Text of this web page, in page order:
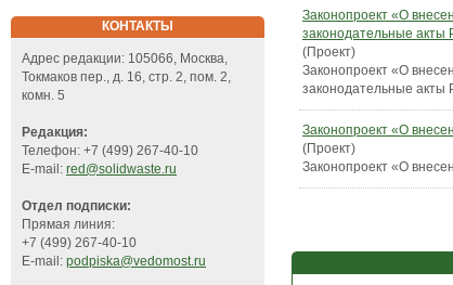
КОНТАКТЫ
Адрес редакции: 105066, Москва,
Токмаков пер., д. 16, стр. 2, пом. 2,
комн. 5
Редакция:
Телефон: +7 (499) 267-40-10
E-mail: red@solidwaste.ru
Отдел подписки:
Прямая линия:
+7 (499) 267-40-10
E-mail: podpiska@vedomost.ru
Законопроект «О
законодательные акты
(Проект)
Законопроект «О
законодательные акты
Законопроект «О
(Проект)
Законопроект «О